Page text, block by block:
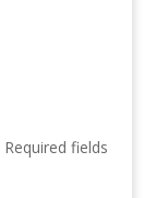
Required fields